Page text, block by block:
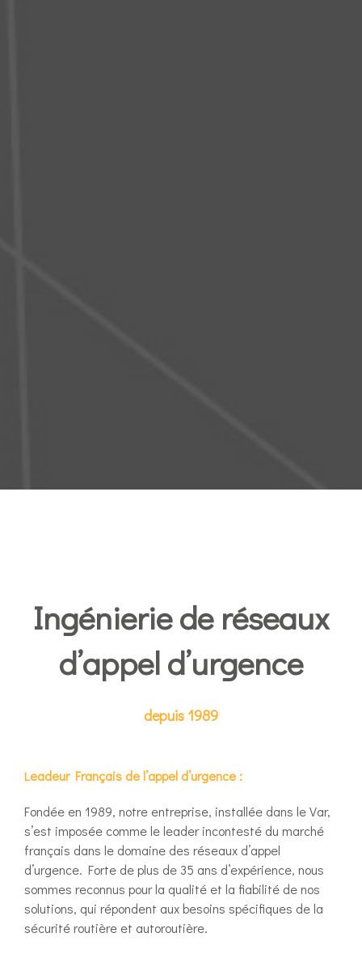
Ingénierie de réseaux
d’appel d’urgence
depuis 1989
Leadeur Français de l’appel d’urgence :
Fondée en 1989, notre entreprise, installée dans le Var,
s’est imposée comme le leader incontesté du marché
français dans le domaine des réseaux d’appel
d’urgence. Forte de plus de 35 ans d’expérience, nous
sommes reconnus pour la qualité et la fiabilité de nos
solutions, qui répondent aux besoins spécifiques de la
sécurité routière et autoroutière.